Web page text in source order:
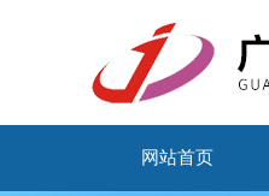
网站首页